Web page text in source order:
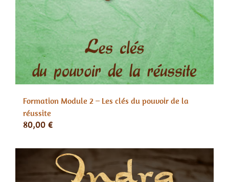
Formation Module 2 – Les clés du pouvoir de la
réussite
80,00 €